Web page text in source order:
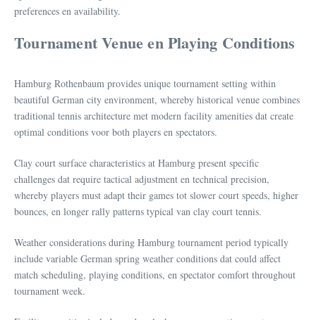
preferences en availability.
Tournament Venue en Playing Conditions
Hamburg Rothenbaum provides unique tournament setting within
beautiful German city environment, whereby historical venue combines
traditional tennis architecture met modern facility amenities dat create
optimal conditions voor both players en spectators.
Clay court surface characteristics at Hamburg present specific
challenges dat require tactical adjustment en technical precision,
whereby players must adapt their games tot slower court speeds, higher
bounces, en longer rally patterns typical van clay court tennis.
Weather considerations during Hamburg tournament period typically
include variable German spring weather conditions dat could affect
match scheduling, playing conditions, en spectator comfort throughout
tournament week.